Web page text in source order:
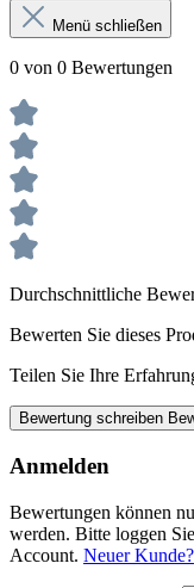
Menü schließen
0 von 0 Bewertungen
Durchschnittliche
Bewerten Sie dieses
Teilen Sie Ihre
Bewertung schreiben
Anmelden
Bewertungen können
werden. Bitte loggen
Account. Neuer Kunde?